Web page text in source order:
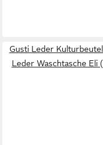
Gusti Leder
Leder Waschtasche Eli